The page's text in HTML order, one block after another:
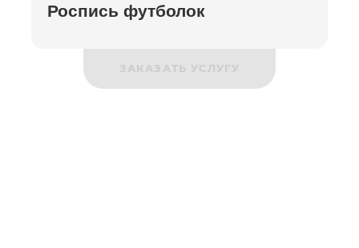
Роспись футболок
ЗАКАЗАТЬ УСЛУГУ